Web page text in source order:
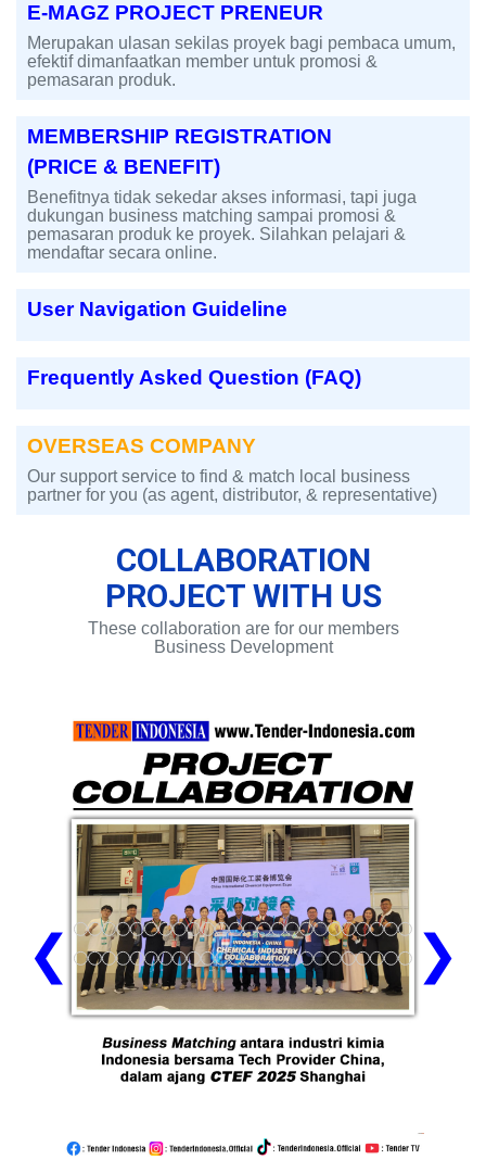
E-MAGZ PROJECT PRENEUR
Merupakan ulasan sekilas proyek bagi pembaca umum,
efektif dimanfaatkan member untuk promosi &
pemasaran produk.
MEMBERSHIP REGISTRATION
(PRICE & BENEFIT)
Benefitnya tidak sekedar akses informasi, tapi juga
dukungan business matching sampai promosi &
pemasaran produk ke proyek. Silahkan pelajari &
mendaftar secara online.
User Navigation Guideline
Frequently Asked Question (FAQ)
OVERSEAS COMPANY
Our support service to find & match local business
partner for you (as agent, distributor, & representative)
COLLABORATION
PROJECT WITH US
These collaboration are for our members
Business Development
❮ ❯